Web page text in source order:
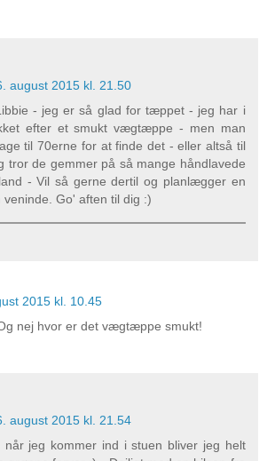
august 2015 kl. 21.50
- jeg er så glad for tæppet - jeg har i
efter et smukt vægtæppe - men man
til 70erne for at finde det - eller altså til
tror de gemmer på så mange håndlavede
- Vil så gerne dertil og planlægger en
veninde. Go' aften til dig :)
2015 kl. 10.45
nej hvor er det vægtæppe smukt!
august 2015 kl. 21.54
når jeg kommer ind i stuen bliver jeg helt